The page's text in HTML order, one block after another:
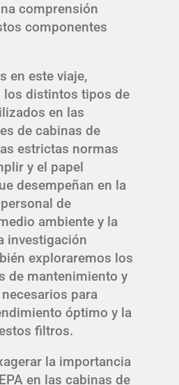
comprensión
componentes
en este viaje,
los distintos tipos de
en las
de cabinas de
estrictas normas
y el papel
desempeñan en la
de
ambiente y la
investigación
exploraremos los
de mantenimiento y
para
óptimo y la
filtros.
la importancia
en las cabinas de